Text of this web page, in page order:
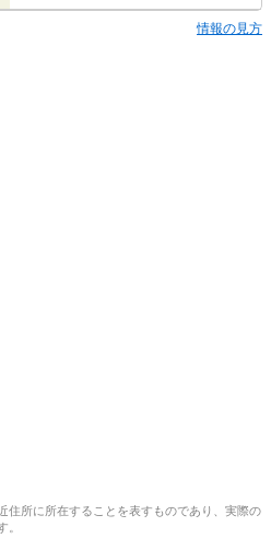
情報の見方
所に所在することを表すものであり、実際の
。